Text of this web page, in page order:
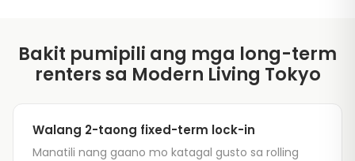
Bakit pumipili ang mga long-term
renters sa Modern Living Tokyo
Walang 2-taong fixed-term lock-in
Manatili nang gaano mo katagal gusto sa rolling